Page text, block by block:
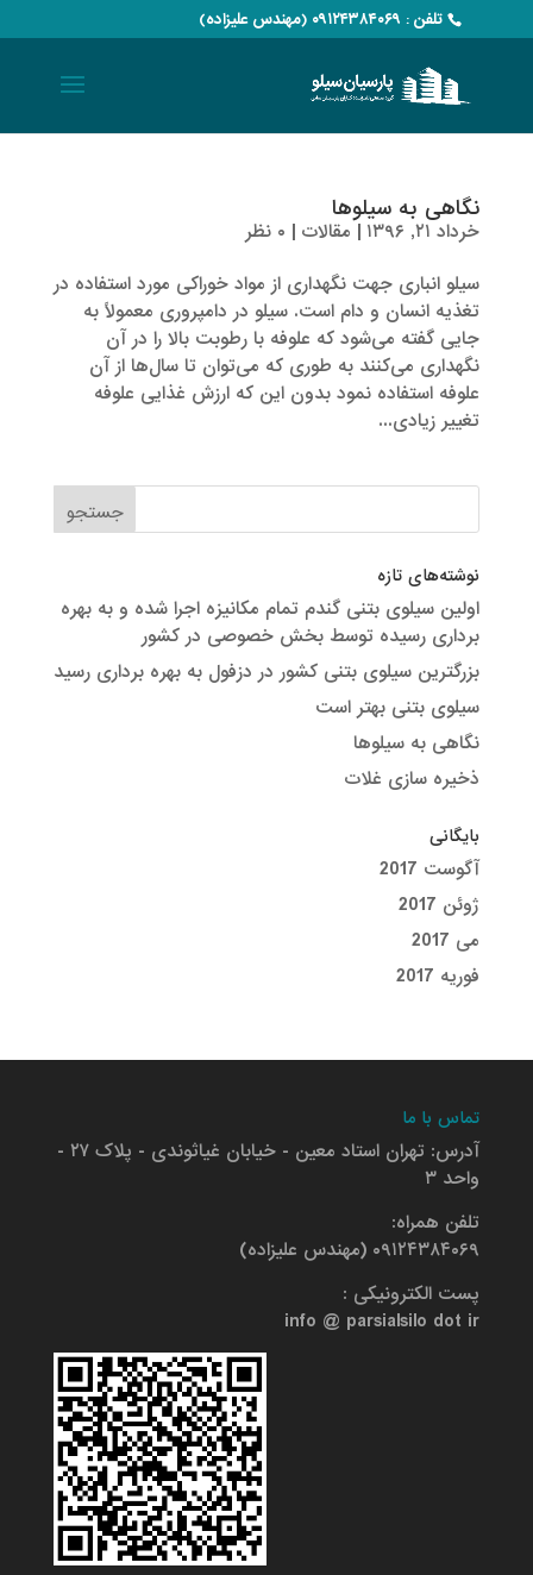
تلفن : ۰۹۱۲۴۳۸۴۰۶۹ (مهندس علیزاده)
نگاهی به سیلوها
خرداد ۲۱, ۱۳۹۶ | مقالات | ۰ نظر
سیلو انباری جهت نگهداری از مواد خوراکی مورد استفاده در
تغذیه انسان و دام است. سیلو در دامپروری معمولاً به
جایی گفته می‌شود که علوفه با رطوبت بالا را در آن
نگهداری می‌کنند به طوری که می‌توان تا سال‌ها از آن
علوفه استفاده نمود بدون این که ارزش غذایی علوفه
تغییر زیادی...
نوشته‌های تازه
اولین سیلوی بتنی گندم تمام مکانیزه اجرا شده و به بهره
برداری رسیده توسط بخش خصوصی در کشور
بزرگترین سیلوی بتنی کشور در دزفول به بهره برداری رسید
سیلوی بتنی بهتر است
نگاهی به سیلوها
ذخیره سازی غلات
بایگانی
آگوست 2017
ژوئن 2017
می 2017
فوریه 2017
تماس با ما
آدرس: تهران استاد معین - خیابان غیاثوندی - پلاک ۲۷ -
واحد ۳
تلفن همراه:
۰۹۱۲۴۳۸۴۰۶۹ (مهندس علیزاده)
پست الکترونیکی :
info @ parsialsilo dot ir